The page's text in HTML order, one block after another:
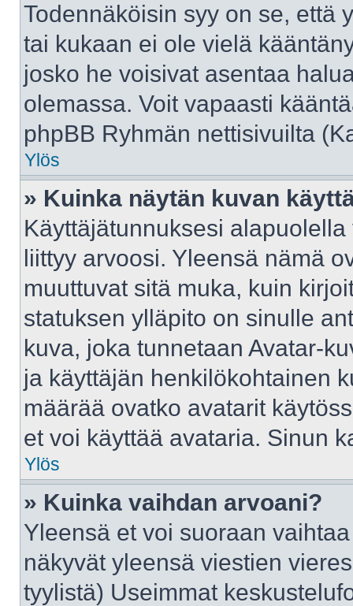
Todennäköisin syy on se, että
tai kukaan ei ole vielä
josko he voisivat asentaa
olemassa. Voit vapaasti
phpBB Ryhmän nettisivuilta
Ylös
» Kuinka näytän kuvan
Käyttäjätunnuksesi
liittyy arvoosi. Yleensä nämä
muuttuvat sitä muka, kuin
statuksen ylläpito on sinulle
kuva, joka tunnetaan Avatar-
ja käyttäjän henkilökohtainen
määrää ovatko avatarit
et voi käyttää avataria. Sinun
Ylös
» Kuinka vaihdan arvoani?
Yleensä et voi suoraan
näkyvät yleensä viestien
tyylistä) Useimmat